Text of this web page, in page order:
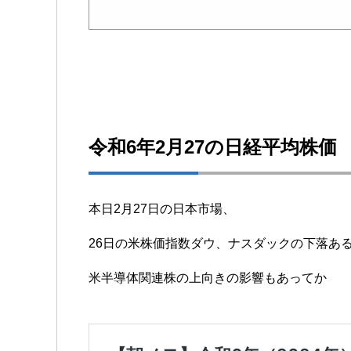
令和6年2月27の日経平均株価
本日2月27日の日本市場、
26日の米株価指数ダウ、ナスダックの下落あ
米半導体関連株の上向きの影響もあってか